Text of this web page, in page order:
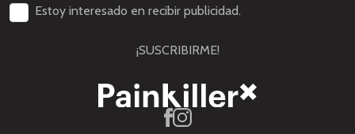
Estoy interesado en recibir publicidad.
¡SUSCRIBIRME!